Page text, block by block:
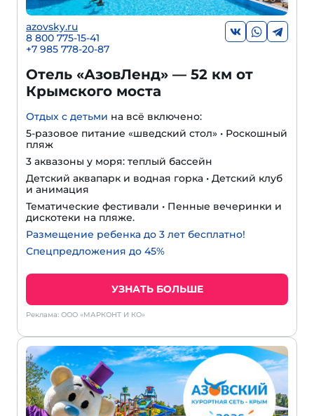
azovsky.ru
8 800 775-15-41
+7 985 778-20-87
Отель «АзовЛенд» — 52 км от
Крымского моста
Отдых с детьми на всё включено:
5-разовое питание «шведский стол» • Роскошный
пляж
3 аквазоны у моря: теплый бассейн
Детский аквапарк и водная горка • Детский клуб
и анимация
Тематические фестивали • Пенные вечеринки и
дискотеки на пляже.
Размещение ребенка до 3 лет бесплатно!
Спецпредложения до 45%
УЗНАТЬ БОЛЬШЕ
Реклама: ООО «МАРКОНТ И КО»